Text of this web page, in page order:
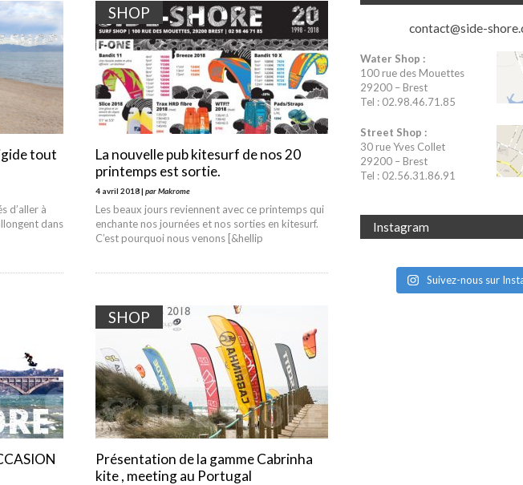
tout
d’aller à
dans
SHOP
La nouvelle pub kitesurf de nos 20
printemps est sortie.
4 avril 2018 | par Makrome
Les beaux jours reviennent avec ce printemps qui
enchante nos journées et nos sorties en kitesurf.
C’est pourquoi nous venons [&hellip
SHOP
Présentation de la gamme Cabrinha
kite , meeting au Portugal
contact@side-
Water Shop :
100 rue des Mouettes
29200 – Brest
Tel : 02.98.46.71.85
Street Shop :
30 rue Yves Collet
29200 – Brest
Tel : 02.56.31.86.91
Instagram
Suivez-nous sur